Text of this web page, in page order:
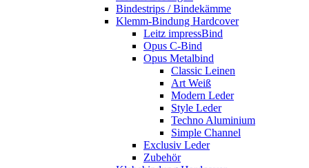
Bindestrips / Bindekämme
Klemm-Bindung Hardcover
Leitz impressBind
Opus C-Bind
Opus Metalbind
Classic Leinen
Art Weiß
Modern Leder
Style Leder
Techno Aluminium
Simple Channel
Exclusiv Leder
Zubehör